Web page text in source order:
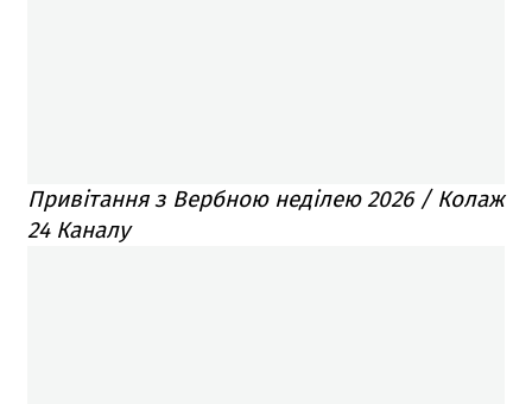
Привітання з Вербною неділею 2026 / Колаж
24 Каналу